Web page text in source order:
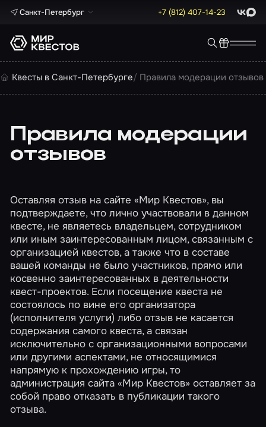
Санкт-Петербург +7 (812) 407-14-23 Max
Квесты в Санкт-Петербурге Правила модерации отзывов
Правила модерации
отзывов
Оставляя отзыв на сайте «Мир Квестов», вы
подтверждаете, что лично участвовали в данном
квесте, не являетесь владельцем, сотрудником
или иным заинтересованным лицом, связанным с
организацией квестов, а также что в составе
вашей команды не было участников, прямо или
косвенно заинтересованных в деятельности
квест-проектов. Если посещение квеста не
состоялось по вине его организатора
(исполнителя услуги) либо отзыв не касается
содержания самого квеста, а связан
исключительно с организационными вопросами
или другими аспектами, не относящимися
напрямую к прохождению игры, то
администрация сайта «Мир Квестов» оставляет за
собой право отказать в публикации такого
отзыва.